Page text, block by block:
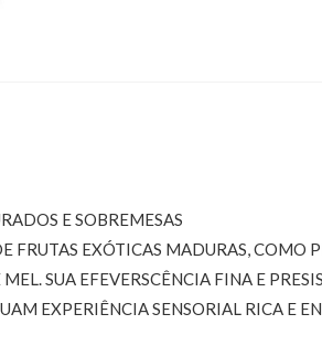
E SOBREMESAS
FRUTAS EXÓTICAS MADURAS, COMO
SUA EFEVERSCÊNCIA FINA E
EXPERIÊNCIA SENSORIAL RICA E